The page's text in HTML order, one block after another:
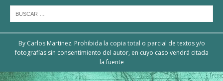
By Carlos Martinez. Prohibida la copia total o parcial de textos y/o
fotografías sin consentimiento del autor, en cuyo caso vendrá citada
la fuente